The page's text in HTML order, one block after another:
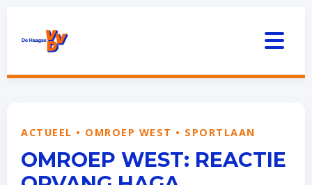
ACTUEEL • OMROEP WEST • SPORTLAAN
OMROEP WEST: REACTIE